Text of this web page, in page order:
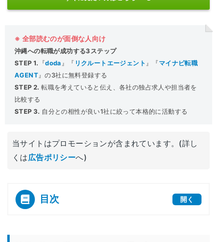
※ 全部読むのが面倒な人向け
沖縄への転職が成功する3ステップ
STEP 1.
『doda 』『 リクルートエージェント 』『マイナビ転職
AGENT』の3社に無料登録する
STEP 2. 転職を考えていると伝え、各社の独占求人や担当者を
比較する
STEP 3. 自分との相性が良い1社に絞って本格的に活動する
当サイトはプロモーションが含まれています。(詳し
くは広告ポリシーへ)
目次 開く